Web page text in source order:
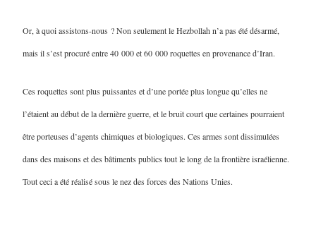
Or, à quoi assistons-nous ? Non seulement le Hezbollah n’a pas été désarmé,
mais il s’est procuré entre 40 000 et 60 000 roquettes en provenance d’Iran.
Ces roquettes sont plus puissantes et d’une portée plus longue qu’elles ne
l’étaient au début de la dernière guerre, et le bruit court que certaines pourraient
être porteuses d’agents chimiques et biologiques. Ces armes sont dissimulées
dans des maisons et des bâtiments publics tout le long de la frontière israélienne.
Tout ceci a été réalisé sous le nez des forces des Nations Unies.